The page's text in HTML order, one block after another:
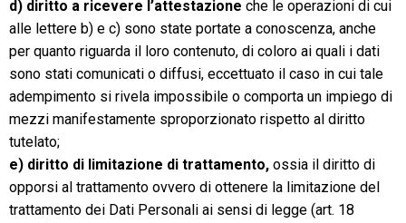
d) diritto a ricevere l’attestazione che le operazioni di cui
alle lettere b) e c) sono state portate a conoscenza, anche
per quanto riguarda il loro contenuto, di coloro ai quali i dati
sono stati comunicati o diffusi, eccettuato il caso in cui tale
adempimento si rivela impossibile o comporta un impiego di
mezzi manifestamente sproporzionato rispetto al diritto
tutelato;
e) diritto di limitazione di trattamento, ossia il diritto di
opporsi al trattamento ovvero di ottenere la limitazione del
trattamento dei Dati Personali ai sensi di legge (art. 18